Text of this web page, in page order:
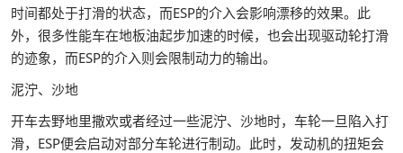
时间都处于打滑的状态，而ESP的介入会影响漂移的效果。此
外，很多性能车在地板油起步加速的时候，也会出现驱动轮打滑
的迹象，而ESP的介入则会限制动力的输出。
泥泞、沙地
开车去野地里撒欢或者经过一些泥泞、沙地时，车轮一旦陷入打
滑，ESP便会启动对部分车轮进行制动。此时，发动机的扭矩会